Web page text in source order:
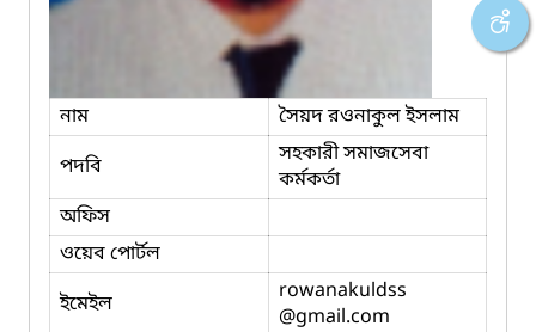
নাম
সৈয়দ রওনাকুল ইসলাম
পদবি
সহকারী সমাজসেবা
কর্মকর্তা
অফিস
ওয়েব পোর্টল
ইমেইল
rowanakuldss
@gmail.com